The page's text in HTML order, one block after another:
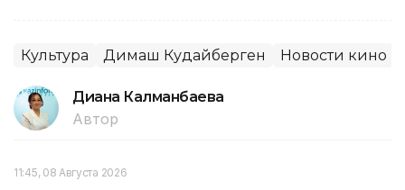
Культура Димаш Кудайберген Новости кино
Диана Калманбаева
Автор
11:45, 08 Августа 2026